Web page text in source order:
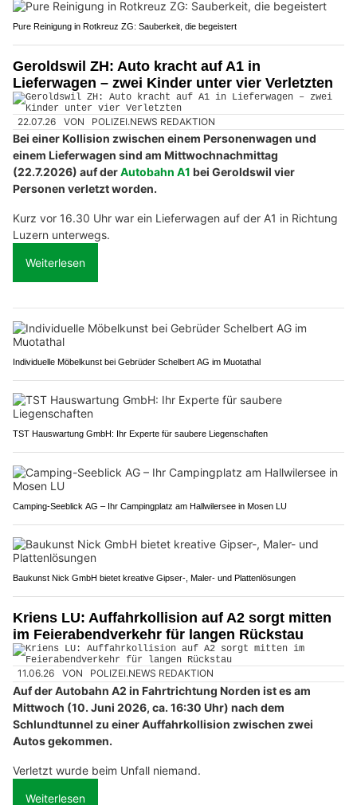
Pure Reinigung in Rotkreuz ZG: Sauberkeit, die begeistert
Geroldswil ZH: Auto kracht auf A1 in
Lieferwagen – zwei Kinder unter vier Verletzten
22.07.26 VON POLIZEI.NEWS REDAKTION
Bei einer Kollision zwischen einem Personenwagen und
einem Lieferwagen sind am Mittwochnachmittag
(22.7.2026) auf derAutobahn A1 bei Geroldswil vier
Personen verletzt worden.
Kurz vor 16.30 Uhr war ein Lieferwagen auf der A1 in Richtung
Luzern unterwegs.
Weiterlesen
Individuelle Möbelkunst bei Gebrüder Schelbert AG im Muotathal
TST Hauswartung GmbH: Ihr Experte für saubere Liegenschaften
Camping-Seeblick AG – Ihr Campingplatz am Hallwilersee in Mosen LU
Baukunst Nick GmbH bietet kreative Gipser-, Maler- und Plattenlösungen
Kriens LU: Auffahrkollision auf A2 sorgt mitten
im Feierabendverkehr für langen Rückstau
11.06.26 VON POLIZEI.NEWS REDAKTION
Auf der Autobahn A2 in Fahrtrichtung Norden ist es am
Mittwoch (10. Juni 2026, ca. 16:30 Uhr) nach dem
Schlundtunnel zu einer Auffahrkollision zwischen zwei
Autos gekommen.
Verletzt wurde beim Unfall niemand.
Weiterlesen